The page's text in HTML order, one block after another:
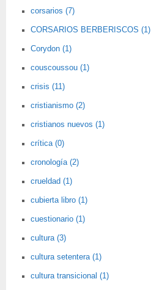
corsarios (7)
CORSARIOS BERBERISCOS (1)
Corydon (1)
couscoussou (1)
crisis (11)
cristianismo (2)
cristianos nuevos (1)
crítica (0)
cronología (2)
crueldad (1)
cubierta libro (1)
cuestionario (1)
cultura (3)
cultura setentera (1)
cultura transicional (1)